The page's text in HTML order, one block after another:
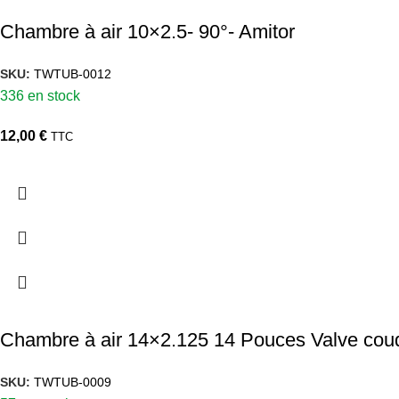
Chambre à air 10×2.5- 90°- Amitor
SKU: TWTUB-0012
336 en stock
12,00 € TTC
Chambre à air 14×2.125 14 Pouces Valve
SKU: TWTUB-0009